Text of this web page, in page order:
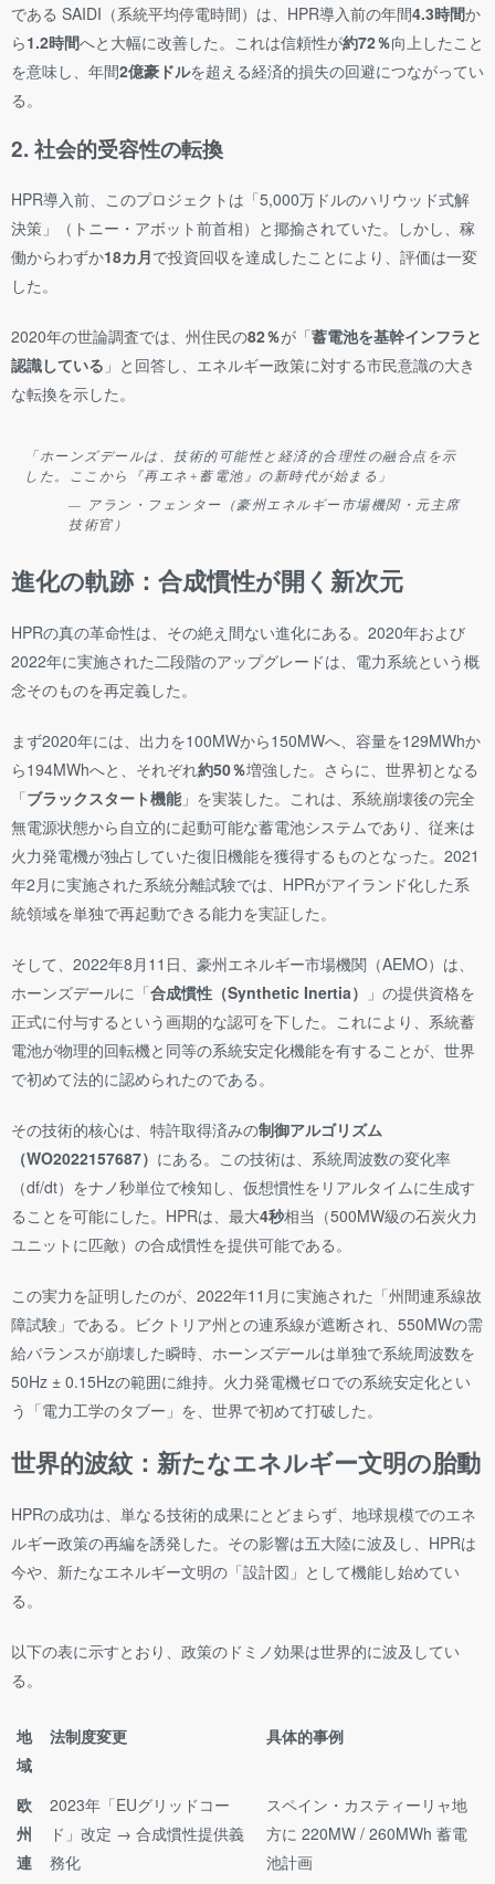
である SAIDI（系統平均停電時間）は、HPR導入前の年間4.3時間か
ら1.2時間へと大幅に改善した。これは信頼性が約72％向上したこと
を意味し、年間2億豪ドルを超える経済的損失の回避につながってい
る。
2. 社会的受容性の転換
HPR導入前、このプロジェクトは「5,000万ドルのハリウッド式解
決策」（トニー・アボット前首相）と揶揄されていた。しかし、稼
働からわずか18カ月で投資回収を達成したことにより、評価は一変
した。
2020年の世論調査では、州住民の82％が「蓄電池を基幹インフラと
認識している 」と回答し、エネルギー政策に対する市民意識の大き
な転換を示した。
「ホーンズデールは、技術的可能性と経済的合理性の融合点を示
した。ここから『再エネ+蓄電池』の新時代が始まる」
— アラン・フェンター（豪州エネルギー市場機関・元主席
技術官）
進化の軌跡：合成慣性が開く新次元
HPRの真の革命性は、その絶え間ない進化にある。2020年および
2022年に実施された二段階のアップグレードは、電力系統という概
念そのものを再定義した。
まず2020年には、出力を100MWから150MWへ、容量を129MWhか
ら194MWhへと、それぞれ約50％増強した。さらに、世界初となる
「ブラックスタート機能」を実装した。これは、系統崩壊後の完全
無電源状態から自立的に起動可能な蓄電池システムであり、従来は
火力発電機が独占していた復旧機能を獲得するものとなった。2021
年2月に実施された系統分離試験では、HPRがアイランド化した系
統領域を単独で再起動できる能力を実証した。
そして、2022年8月11日、豪州エネルギー市場機関（AEMO）は、
ホーンズデールに「合成慣性（Synthetic Inertia）
」の提供資格を
正式に付与するという画期的な認可を下した。これにより、系統蓄
電池が物理的回転機と同等の系統安定化機能を有することが、世界
で初めて法的に認められたのである。
その技術的核心は、特許取得済みの制御アルゴリズム
（WO2022157687） にある。この技術は、系統周波数の変化率
（df/dt）をナノ秒単位で検知し、仮想慣性をリアルタイムに生成す
ることを可能にした。HPRは、最大4秒相当（500MW級の石炭火力
ユニットに匹敵）の合成慣性を提供可能である。
この実力を証明したのが、2022年11月に実施された「州間連系線故
障試験」である。ビクトリア州との連系線が遮断され、550MWの需
給バランスが崩壊した瞬時、ホーンズデールは単独で系統周波数を
50Hz ± 0.15Hzの範囲に維持。火力発電機ゼロでの系統安定化とい
う「電力工学のタブー」を、世界で初めて打破した。
世界的波紋：新たなエネルギー文明の胎動
HPRの成功は、単なる技術的成果にとどまらず、地球規模でのエネ
ルギー政策の再編を誘発した。その影響は五大陸に波及し、HPRは
今や、新たなエネルギー文明の「設計図」として機能し始めてい
る。
以下の表に示すとおり、政策のドミノ効果は世界的に波及してい
る。
地
域
法制度変更 具体的事例
欧
州
連
2023年「EUグリッドコー
ド」改定 → 合成慣性提供義
務化
スペイン・カスティーリャ地
方に 220MW / 260MWh 蓄電
池計画